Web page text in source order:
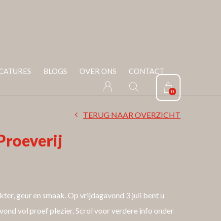
BLOGS OVER ONS CONTACT
0
TERUG NAAR OVERZICHT
geur en smaak. Op vrijdagavond 3 juli bent u
vol proef plezier. Scrol voor verdere info onder